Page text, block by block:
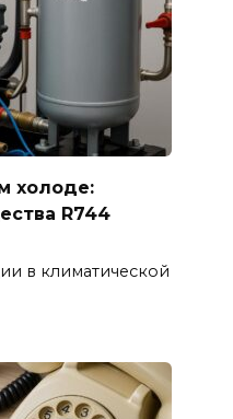
холоде:
R744
в климатической